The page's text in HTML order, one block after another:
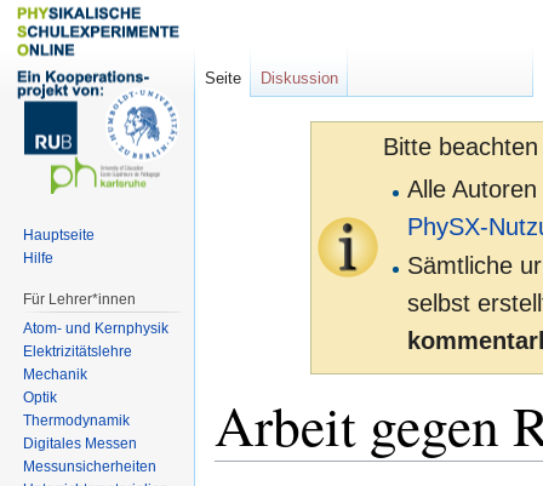
Bitte
Alle
PhySX-
Sämtliche
selbst
Arbeit gegen
Seite Diskussion
Hauptseite
Hilfe
Für Lehrer*innen
Atom- und Kernphysik
Elektrizitätslehre
Mechanik
Optik
Thermodynamik
Digitales Messen
Messunsicherheiten